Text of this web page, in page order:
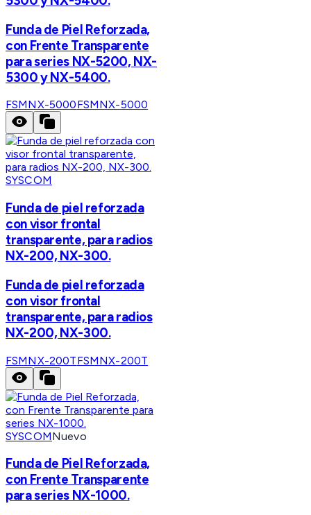
Funda de Piel Reforzada,
con Frente Transparente
para series NX-5200, NX-
5300 y NX-5400.
FSMNX-5000FSMNX-5000
SYSCOM
Funda de piel reforzada
con visor frontal
transparente, para radios
NX-200, NX-300.
Funda de piel reforzada
con visor frontal
transparente, para radios
NX-200, NX-300.
FSMNX-200TFSMNX-200T
SYSCOMNuevo
Funda de Piel Reforzada,
con Frente Transparente
para series NX-1000.